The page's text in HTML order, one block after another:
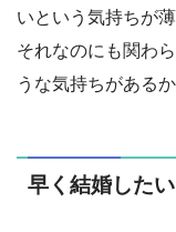
いという気持ちが
それなのにも関わ
うな気持ちがあるか
早く結婚したい